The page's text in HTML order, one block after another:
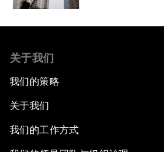
关于我们
我们的策略
关于我们
我们的工作方式